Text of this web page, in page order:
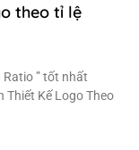
theo tỉ lệ
” tốt nhất
Thiết Kế Logo Theo